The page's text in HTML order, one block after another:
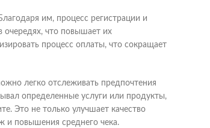
им, процесс регистрации и
очередях, что повышает их
процесс оплаты, что сокращает
легко отслеживать предпочтения
определенные услуги или продукты,
Это не только улучшает качество
и повышения среднего чека.